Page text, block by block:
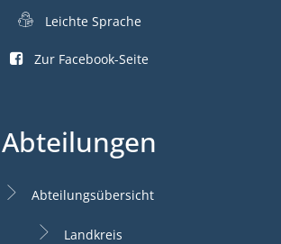
Leichte Sprache
Zur Facebook-Seite
Abteilungen
Abteilungsübersicht
Landkreis